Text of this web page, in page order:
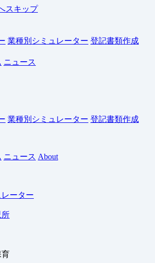
スキップ
業種別シミュレーター 登記書類作成
ニュース
業種別シミュレーター 登記書類作成
ニュース About
ーター
所
育